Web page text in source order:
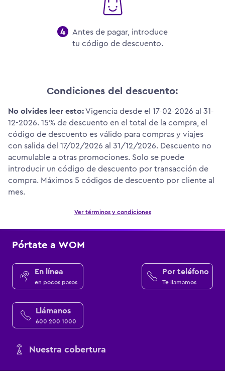
Antes de pagar, introduce
tu código de descuento.
Condiciones del descuento:
No olvides leer esto:Vigencia desde el 17-02-2026 al 31-
12-2026. 15% de descuento en el total de la compra, el
código de descuento es válido para compras y viajes
con salida del 17/02/2026 al 31/12/2026. Descuento no
acumulable a otras promociones. Solo se puede
introducir un código de descuento por transacción de
compra. Máximos 5 códigos de descuento por cliente al
mes.
Ver términos y condiciones
Pórtate a WOM
En línea
en pocos pasos
Por teléfono
Te llamamos
Llámanos
600 200 1000
Nuestra cobertura